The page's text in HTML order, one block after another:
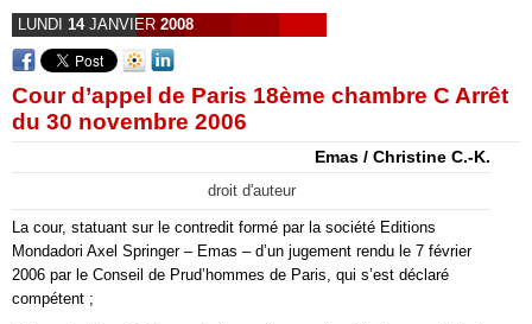
LUNDI 14JANVIER 2008
Cour d’appel de Paris 18ème chambre C Arrêt
du 30 novembre 2006
Emas / Christine C.-K.
droit d'auteur
La cour, statuant sur le contredit formé par la société Editions
Mondadori Axel Springer – Emas – d’un jugement rendu le 7 février
2006 par le Conseil de Prud’hommes de Paris, qui s’est déclaré
compétent ;